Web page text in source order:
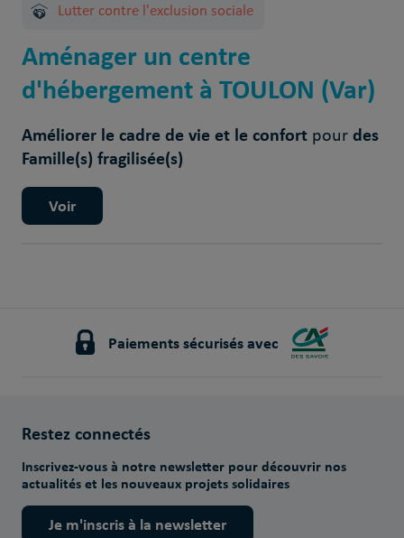
Lutter contre l'exclusion sociale
Aménager un centre
d'hébergement à TOULON (Var)
Améliorer le cadre de vie et le confort pourdes
Famille(s) fragilisée(s)
Voir
Paiements sécurisés avec
Restez connectés
Inscrivez-vous à notre newsletter pour découvrir nos
actualités et les nouveaux projets solidaires
Je m'inscris à la newsletter